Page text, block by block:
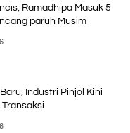
Ramadhipa Masuk 5
paruh Musim
Industri Pinjol Kini